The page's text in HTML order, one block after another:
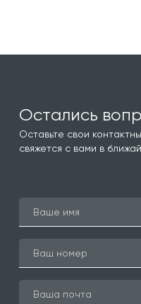
Остались
Оставьте свои
свяжется с вами в